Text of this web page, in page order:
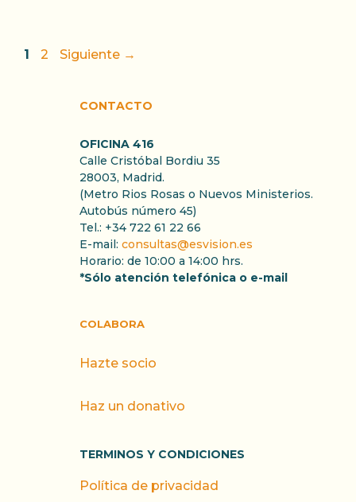
Página
1 Página
2 Siguiente →
CONTACTO
OFICINA 416
Calle Cristóbal Bordiu 35
28003, Madrid.
(Metro Rios Rosas o Nuevos Ministerios.
Autobús número 45)
Tel.: +34 722 61 22 66
E-mail: consultas@esvision.es
Horario: de 10:00 a 14:00 hrs.
*Sólo atención telefónica o e-mail
COLABORA
Hazte socio
Haz un donativo
TERMINOS Y CONDICIONES
Política de privacidad